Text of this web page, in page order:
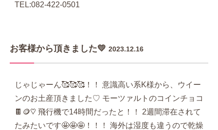
TEL:082-422-0501
お客様から頂きました💛 2023.12.16
じゃじゃーん🥰🥰🥰！！ 意識高い系K様から、ウイー
ンのお土産頂きました♡ モーツァルトのコインチョコ
🍫🪙♡ 飛行機で14時間だったと！！ 2週間滞在されて
たみたいです🤩🤩🤩！！！ 海外は湿度も違うので乾燥